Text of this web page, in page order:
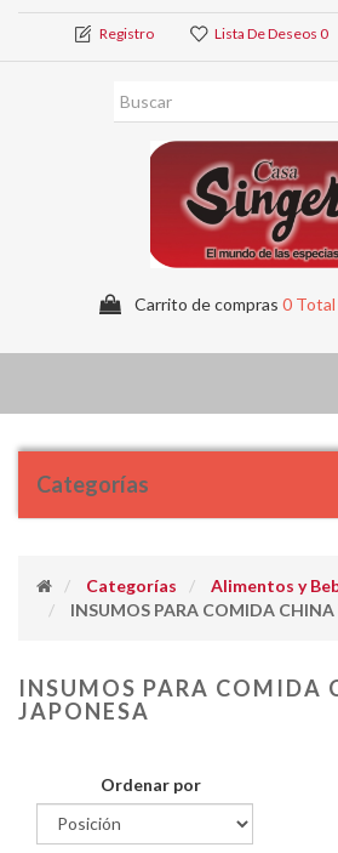
Registro Lista De Deseos 0
Carrito de compras 0
Categorías
Categorías
Alimentos y
INSUMOS PARA COMIDA CHINA
INSUMOS PARA COMIDA
JAPONESA
Ordenar por